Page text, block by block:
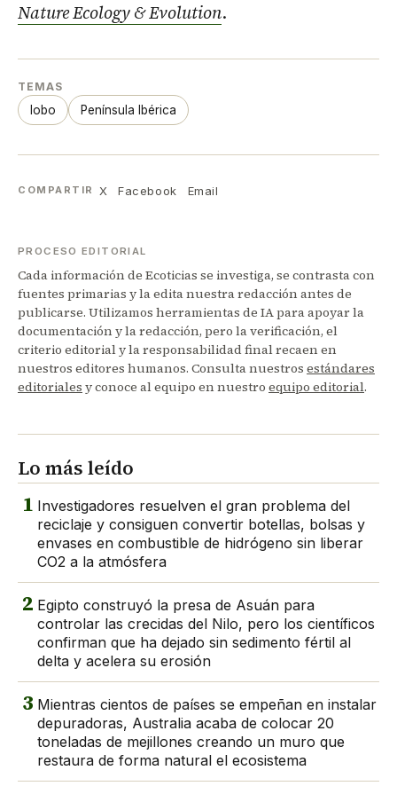
Nature Ecology & Evolution.
TEMAS
lobo Península Ibérica
COMPARTIR X Facebook Email
PROCESO EDITORIAL
Cada información de Ecoticias se investiga, se contrasta con
fuentes primarias y la edita nuestra redacción antes de
publicarse. Utilizamos herramientas de IA para apoyar la
documentación y la redacción, pero la verificación, el
criterio editorial y la responsabilidad final recaen en
nuestros editores humanos. Consulta nuestros estándares
editoriales y conoce al equipo en nuestro equipo editorial.
Lo más leído
1 Investigadores resuelven el gran problema del
reciclaje y consiguen convertir botellas, bolsas y
envases en combustible de hidrógeno sin liberar
CO2 a la atmósfera
2 Egipto construyó la presa de Asuán para
controlar las crecidas del Nilo, pero los científicos
confirman que ha dejado sin sedimento fértil al
delta y acelera su erosión
3 Mientras cientos de países se empeñan en instalar
depuradoras, Australia acaba de colocar 20
toneladas de mejillones creando un muro que
restaura de forma natural el ecosistema